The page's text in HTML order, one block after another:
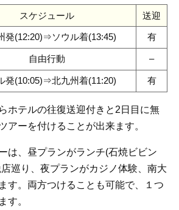
スケジュール 送迎
発(12:20)⇒ソウル着(13:45) 有
自由行動 –
発(10:05)⇒北九州着(11:20) 有
ホテルの往復送迎付きと2日目に無
アーを付けることが出来ます。
は、昼プランがランチ(石焼ビビン
巡り、夜プランがカジノ体験、南大
す。両方つけることも可能で、１つ
す。